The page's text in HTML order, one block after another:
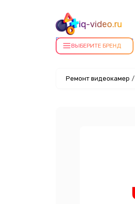
iq-video.ru
Ремонт видеокамер в Пензе
ВЫБЕРИТЕ БРЕНД
Ремонт видеокамер /